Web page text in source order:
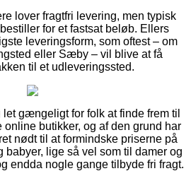
lover fragtfri levering, men typisk
for et fastsat beløb. Ellers
leveringsform, som oftest – om
eller Sæby – vil blive at få
til et udleveringssted.
gængeligt for folk at finde frem til
online butikker, og af den grund har
nødt til at formindske priserne på
babyer, lige så vel som til damer og
endda nogle gange tilbyde fri fragt.